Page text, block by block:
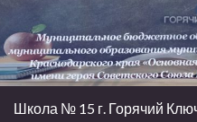
Школа № 15 г. Горячий